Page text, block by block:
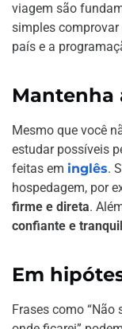
viagem são
simples comprovar
país e a
Mantenha
Mesmo que você
estudar possíveis
feitas em inglês.
hospedagem, por
firme e direta.
confiante e
Em
Frases como “Não